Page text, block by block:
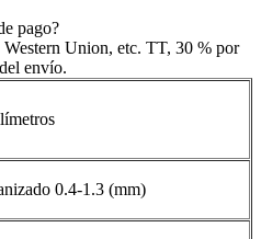
pago?
Union, etc. TT, 30 % por
envío.
0.4-1.3 (mm)